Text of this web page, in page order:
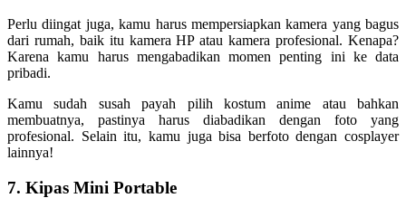
Perlu diingat juga, kamu harus mempersiapkan kamera yang bagus
dari rumah, baik itu kamera HP atau kamera profesional. Kenapa?
Karena kamu harus mengabadikan momen penting ini ke data
pribadi.
Kamu sudah susah payah pilih kostum anime atau bahkan
membuatnya, pastinya harus diabadikan dengan foto yang
profesional. Selain itu, kamu juga bisa berfoto dengan cosplayer
lainnya!
7. Kipas Mini Portable